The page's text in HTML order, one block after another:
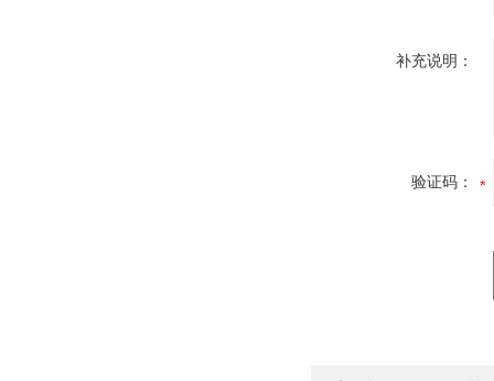
补充说明：
验证码：